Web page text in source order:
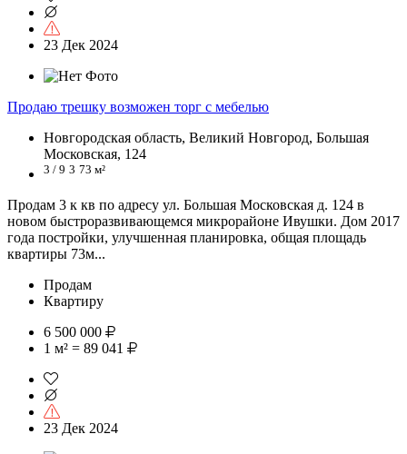
23 Дек 2024
Продаю трешку возможен торг с мебелью
Новгородская область, Великий Новгород, Большая
Московская, 124
3 / 9 3 73 м²
Продам 3 к кв по адресу ул. Большая Московская д. 124 в
новом быстроразвивающемся микрорайоне Ивушки. Дом 2017
года постройки, улучшенная планировка, общая площадь
квартиры 73м...
Продам
Квартиру
6 500 000
1 м² = 89 041
23 Дек 2024